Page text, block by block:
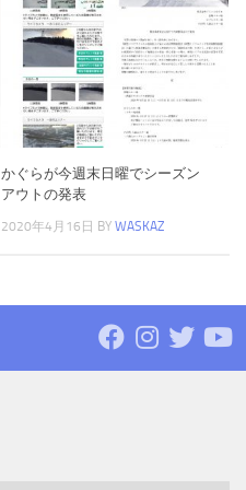
かぐらが今週末日曜でシーズン
アウトの発表
2020年4月16日 BY WASKAZ